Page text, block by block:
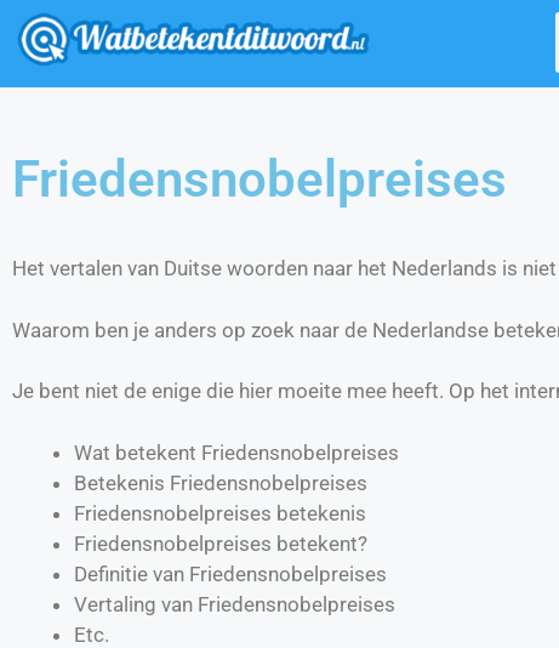
Friedensnobelpreises
Het vertalen van Duitse woorden naar het Nederlands is
Waarom ben je anders op zoek naar de Nederlandse
Je bent niet de enige die hier moeite mee heeft. Op het
Wat betekent Friedensnobelpreises
Betekenis Friedensnobelpreises
Friedensnobelpreises betekenis
Friedensnobelpreises betekent?
Definitie van Friedensnobelpreises
Vertaling van Friedensnobelpreises
Etc.